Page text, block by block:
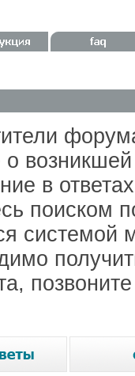
в
поиском
системой